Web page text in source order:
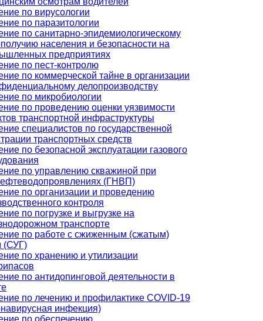
по вирусологии
по паразитологии
по санитарно-эпидемиологическому
населения и безопасности на
предприятиях
по пест-контролю
по коммерческой тайне в организации
делопроизводству
по микробиологии
по проведению оценки уязвимости
транспортной инфраструктуры
специалистов по государственной
транспортных средств
по безопасной эксплуатации газового
по управлению скважиной при
(ГНВП)
по организации и проведению
контроля
по погрузке и выгрузке на
транспорте
по работе с сжиженным (сжатым)
(СУГ)
по хранению и утилизации
по антидопинговой деятельности в
по лечению и профилактике COVID-19
инфекция)
по обеспечению